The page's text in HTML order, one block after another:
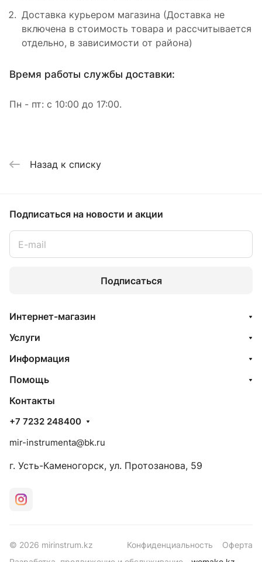
Доставка курьером магазина (Доставка не
включена в стоимость товара и рассчитывается
отдельно, в зависимости от района)
Время работы службы доставки:
Пн - пт: с 10:00 до 17:00.
Назад к списку
Подписаться на новости и акции
Подписаться
Интернет-магазин
Услуги
Информация
Помощь
Контакты
+7 7232 248400
mir-instrumenta@bk.ru
г. Усть-Каменогорск, ул. Протозанова, 59
© 2026 mirinstrum.kz Конфиденциальность
Оферта